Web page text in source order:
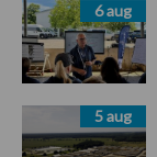
6 aug
5 aug